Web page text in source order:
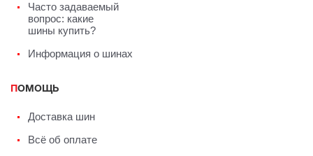
Часто задаваемый
вопрос: какие
шины купить?
Информация о шинах
ПОМОЩЬ
Доставка шин
Всё об оплате